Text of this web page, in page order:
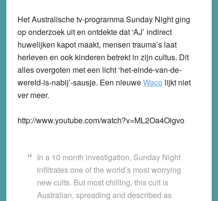
Het Australische tv-programma Sunday Night ging
op onderzoek uit en ontdekte dat ‘AJ’ indirect
huwelijken kapot maakt, mensen trauma’s laat
herleven en ook kinderen betrekt in zijn cultus. Dit
alles overgoten met een licht ‘het-einde-van-de-
wereld-is-nabij’-sausje. Een nieuweWaco lijkt niet
ver meer.
http://www.youtube.com/watch?v=ML2Oa4Oigvo
In a 10 month investigation, Sunday Night
infiltrates one of the world’s most worrying
new cults. But most chilling, this cult is
Australian, spreading and described as